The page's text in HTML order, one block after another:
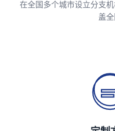
在全国多个城市设立分支
盖全